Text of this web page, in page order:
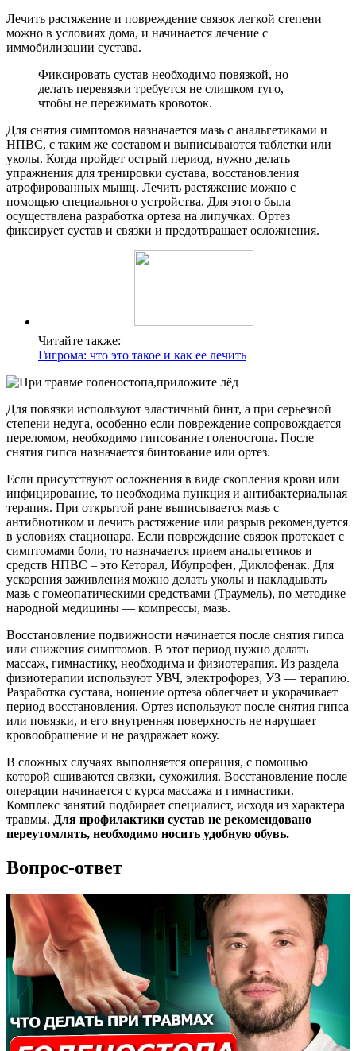
Лечить растяжение и повреждение связок легкой степени
можно в условиях дома, и начинается лечение с
иммобилизации сустава.
Фиксировать сустав необходимо повязкой, но
делать перевязки требуется не слишком туго,
чтобы не пережимать кровоток.
Для снятия симптомов назначается мазь с анальгетиками и
НПВС, с таким же составом и выписываются таблетки или
уколы. Когда пройдет острый период, нужно делать
упражнения для тренировки сустава, восстановления
атрофированных мышц. Лечить растяжение можно с
помощью специального устройства. Для этого была
осуществлена разработка ортеза на липучках. Ортез
фиксирует сустав и связки и предотвращает осложнения.
Читайте также:
Гигрома: что это такое и как ее лечить
Для повязки используют эластичный бинт, а при серьезной
степени недуга, особенно если повреждение сопровождается
переломом, необходимо гипсование голеностопа. После
снятия гипса назначается бинтование или ортез.
Если присутствуют осложнения в виде скопления крови или
инфицирование, то необходима пункция и антибактериальная
терапия. При открытой ране выписывается мазь с
антибиотиком и лечить растяжение или разрыв рекомендуется
в условиях стационара. Если повреждение связок протекает с
симптомами боли, то назначается прием анальгетиков и
средств НПВС – это Кеторал, Ибупрофен, Диклофенак. Для
ускорения заживления можно делать уколы и накладывать
мазь с гомеопатическими средствами (Траумель), по методике
народной медицины — компрессы, мазь.
Восстановление подвижности начинается после снятия гипса
или снижения симптомов. В этот период нужно делать
массаж, гимнастику, необходима и физиотерапия. Из раздела
физиотерапии используют УВЧ, электрофорез, УЗ — терапию.
Разработка сустава, ношение ортеза облегчает и укорачивает
период восстановления. Ортез используют после снятия гипса
или повязки, и его внутренняя поверхность не нарушает
кровообращение и не раздражает кожу.
В сложных случаях выполняется операция, с помощью
которой сшиваются связки, сухожилия. Восстановление после
операции начинается с курса массажа и гимнастики.
Комплекс занятий подбирает специалист, исходя из характера
травмы. Для профилактики сустав не рекомендовано
переутомлять, необходимо носить удобную обувь.
Вопрос-ответ